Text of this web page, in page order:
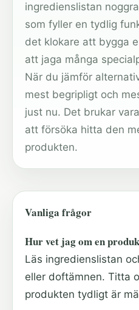
ingredienslistan
som fyller en tydlig
det klokare att bygga
att jaga många
När du jämför
mest begripligt och
just nu. Det brukar
att försöka hitta den
produkten.
Vanliga frågor
Hur vet jag om en
Läs ingredienslistan
eller doftämnen. Titta
produkten tydligt är